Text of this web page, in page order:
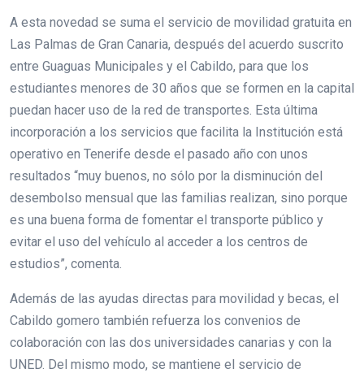
A esta novedad se suma el servicio de movilidad gratuita en
Las Palmas de Gran Canaria, después del acuerdo suscrito
entre Guaguas Municipales y el Cabildo, para que los
estudiantes menores de 30 años que se formen en la capital
puedan hacer uso de la red de transportes. Esta última
incorporación a los servicios que facilita la Institución está
operativo en Tenerife desde el pasado año con unos
resultados “muy buenos, no sólo por la disminución del
desembolso mensual que las familias realizan, sino porque
es una buena forma de fomentar el transporte público y
evitar el uso del vehículo al acceder a los centros de
estudios”, comenta.
Además de las ayudas directas para movilidad y becas, el
Cabildo gomero también refuerza los convenios de
colaboración con las dos universidades canarias y con la
UNED. Del mismo modo, se mantiene el servicio de